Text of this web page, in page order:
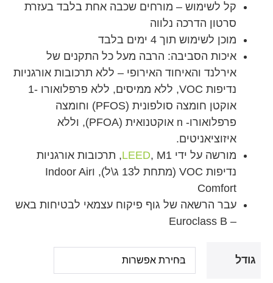
קל לשימוש – מורחים שכבה אחת בלבד בעזרת
סרטון הדרכה נלווה
מוכן לשימוש תוך 4 ימים בלבד
איכות הסביבה: הרבה מעל כל התקנים של
אירלנד והאיחוד האירופי – ללא תרכובות אורגניות
נדיפות VOC, ללא ממיסים, ללא פרפלואורו -1
אוקטן חומצה סולפונית (PFOS) וחומצה
פרפלואורו- n אוקטנואית (PFOA), וללא
איזוציאניטים.
מורשה על ידי
LEED, M1, תרכובות אורגניות
נדיפות VOC (מתחת ל13 ג\ל), וIndoor Air
Comfort
עבר הרשאה של גוף פיקוח עצמאי לבטיחות באש
– Euroclass B
גודל